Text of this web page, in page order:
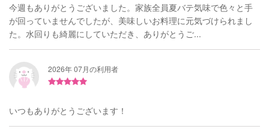
今週もありがとうございました。家族全員夏バテ気味で色々と手
が回っていませんでしたが、美味しいお料理に元気づけられまし
た。水回りも綺麗にしていただき、ありがとうご...
2026年 07月の利用者
いつもありがとうございます！